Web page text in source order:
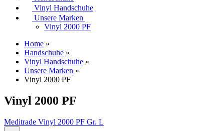
Vinyl Handschuhe
Unsere Marken
Vinyl 2000 PF
Home »
Handschuhe »
Vinyl Handschuhe »
Unsere Marken »
Vinyl 2000 PF
Vinyl 2000 PF
Meditrade Vinyl 2000 PF Gr. L